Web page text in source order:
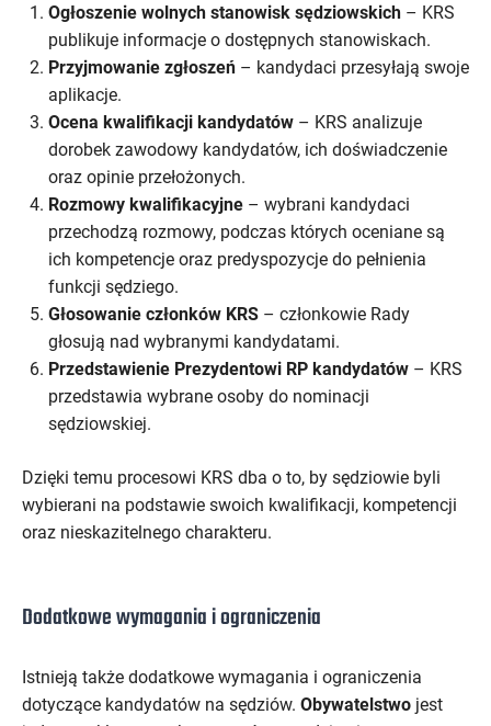
Ogłoszenie wolnych stanowisk sędziowskich – KRS
publikuje informacje o dostępnych stanowiskach.
Przyjmowanie zgłoszeń – kandydaci przesyłają swoje
aplikacje.
Ocena kwalifikacji kandydatów – KRS analizuje
dorobek zawodowy kandydatów, ich doświadczenie
oraz opinie przełożonych.
Rozmowy kwalifikacyjne – wybrani kandydaci
przechodzą rozmowy, podczas których oceniane są
ich kompetencje oraz predyspozycje do pełnienia
funkcji sędziego.
Głosowanie członków KRS – członkowie Rady
głosują nad wybranymi kandydatami.
Przedstawienie Prezydentowi RP kandydatów – KRS
przedstawia wybrane osoby do nominacji
sędziowskiej.
Dzięki temu procesowi KRS dba o to, by sędziowie byli
wybierani na podstawie swoich kwalifikacji, kompetencji
oraz nieskazitelnego charakteru.
Dodatkowe wymagania i ograniczenia
Istnieją także dodatkowe wymagania i ograniczenia
dotyczące kandydatów na sędziów. Obywatelstwo jest